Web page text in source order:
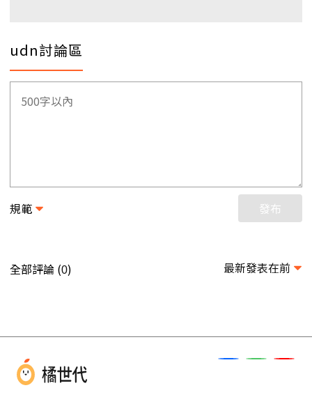
udn討論區
規範 發布
全部評論 (0) 最新發表在前